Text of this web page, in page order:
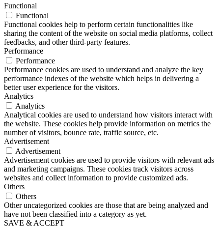
Functional
Functional
Functional cookies help to perform certain functionalities like
sharing the content of the website on social media platforms, collect
feedbacks, and other third-party features.
Performance
Performance
Performance cookies are used to understand and analyze the key
performance indexes of the website which helps in delivering a
better user experience for the visitors.
Analytics
Analytics
Analytical cookies are used to understand how visitors interact with
the website. These cookies help provide information on metrics the
number of visitors, bounce rate, traffic source, etc.
Advertisement
Advertisement
Advertisement cookies are used to provide visitors with relevant ads
and marketing campaigns. These cookies track visitors across
websites and collect information to provide customized ads.
Others
Others
Other uncategorized cookies are those that are being analyzed and
have not been classified into a category as yet.
SAVE & ACCEPT